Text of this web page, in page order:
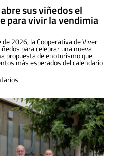
sus viñedos el
para vivir la vendimia
2026, la Cooperativa de Viver
para celebrar una nueva
propuesta de enoturismo que
más esperados del calendario